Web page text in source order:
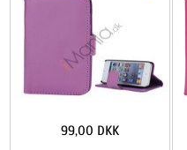
99,00 DKK